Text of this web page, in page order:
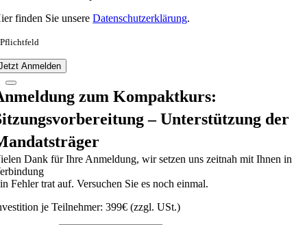
finden Sie unsereDatenschutzerklärung.
Anmelden
zum Kompaktkurs:
– Unterstützung der
Dank für Ihre Anmeldung, wir setzen uns zeitnah mit Ihnen in
Fehler trat auf. Versuchen Sie es noch einmal.
je Teilnehmer: 399€ (zzgl. USt.)